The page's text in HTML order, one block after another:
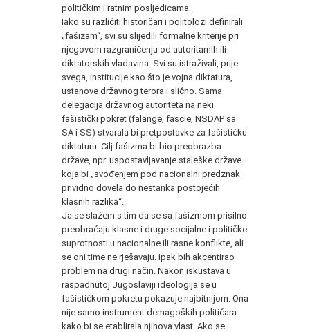
političkim i ratnim posljedicama.
Iako su različiti historičari i politolozi definirali
„fašizam“, svi su slijedili formalne kriterije pri
njegovom razgraničenju od autoritarnih ili
diktatorskih vladavina. Svi su istraživali, prije
svega, institucije kao što je vojna diktatura,
ustanove državnog terora i slično. Sama
delegacija državnog autoriteta na neki
fašistički pokret (falange, fascie, NSDAP sa
SA i SS) stvarala bi pretpostavke za fašističku
diktaturu. Cilj fašizma bi bio preobrazba
države, npr. uspostavljavanje staleške države
koja bi „svođenjem pod nacionalni predznak
prividno dovela do nestanka postojećih
klasnih razlika“.
Ja se slažem s tim da se sa fašizmom prisilno
preobraćaju klasne i druge socijalne i političke
suprotnosti u nacionalne ili rasne konflikte, ali
se oni time ne rješavaju. Ipak bih akcentirao
problem na drugi način. Nakon iskustava u
raspadnutoj Jugoslaviji ideologija se u
fašističkom pokretu pokazuje najbitnijom. Ona
nije samo instrument demagoških političara
kako bi se etablirala njihova vlast. Ako se